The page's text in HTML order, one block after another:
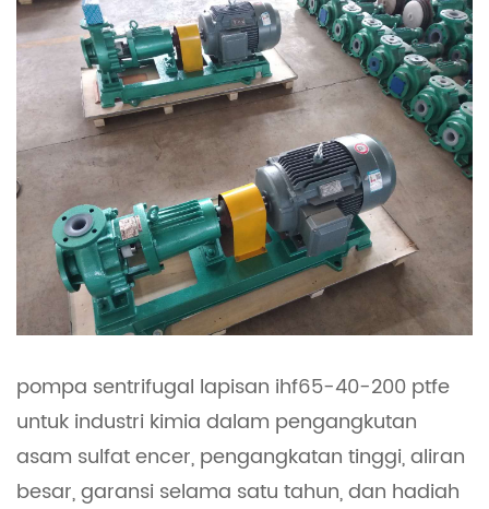
pompa sentrifugal lapisan ihf65-40-200 ptfe
untuk industri kimia dalam pengangkutan
asam sulfat encer, pengangkatan tinggi, aliran
besar, garansi selama satu tahun, dan hadiah